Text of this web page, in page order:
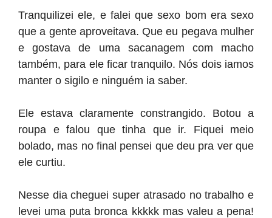
Tranquilizei ele, e falei que sexo bom era sexo
que a gente aproveitava. Que eu pegava mulher
e gostava de uma sacanagem com macho
também, para ele ficar tranquilo. Nós dois iamos
manter o sigilo e ninguém ia saber.
Ele estava claramente constrangido. Botou a
roupa e falou que tinha que ir. Fiquei meio
bolado, mas no final pensei que deu pra ver que
ele curtiu.
Nesse dia cheguei super atrasado no trabalho e
levei uma puta bronca kkkkk mas valeu a pena!